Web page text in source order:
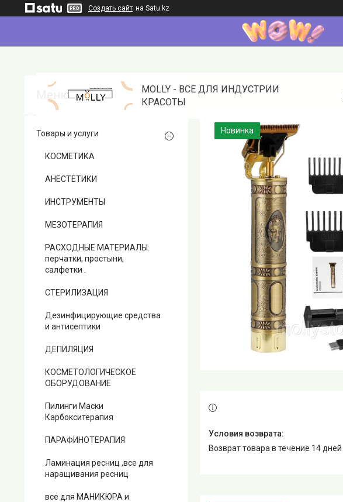
Создать сайт на Satu.kz
MOLLY - ВСЕ ДЛЯ ИНДУСТРИИ
КРАСОТЫ
Новинка
возврат товара в течение 14 дней
Товары и услуги
КОСМЕТИКА
АНЕСТЕТИКИ
ИНСТРУМЕНТЫ
МЕЗОТЕРАПИЯ
РАСХОДНЫЕ МАТЕРИАЛЫ:
перчатки, простыни,
салфетки .
СТЕРИЛИЗАЦИЯ
Дезинфицирующие средства
и антисептики
ДЕПИЛЯЦИЯ
КОСМЕТОЛОГИЧЕСКОЕ
ОБОРУДОВАНИЕ
Пилинги Маски
Карбокситерапия
ПАРАФИНОТЕРАПИЯ
Ламинация ресниц ,все для
наращивания ресниц
все для МАНИКЮРА и